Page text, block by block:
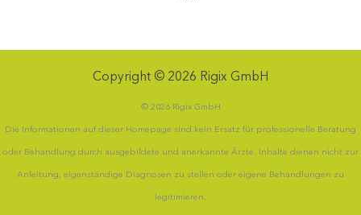
Copyright © 2026 Rigix GmbH
© 2026 Rigix GmbH
Die Informationen auf dieser Homepage sind kein Ersatz für professionelle Beratung
oder Behandlung durch ausgebildete und anerkannte Ärzte. Inhalte dienen nicht zur
Anleitung, eigenständige Diagnosen zu stellen oder eigene Behandlungen zu
legitimieren.